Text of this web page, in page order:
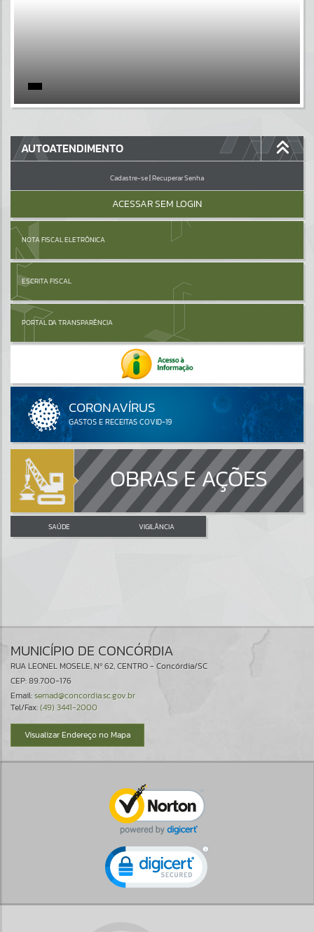
Por favor, aguarde...
GALERIAS
Por favor, aguarde...
AUTOATENDIMENTO
Cadastre-se|Recuperar Senha
ACESSAR SEM LOGIN
NOTA FISCAL ELETRÔNICA
ESCRITA FISCAL
PORTAL DA TRANSPARÊNCIA
OBRAS E AÇÕES
SAÚDE VIGILÂNCIA
MUNICÍPIO DE CONCÓRDIA
RUA LEONEL MOSELE, Nº 62, CENTRO - Concórdia/SC
CEP: 89.700-176
Email:semad@concordia.sc.gov.br
Tel/Fax:(49) 3441-2000
Visualizar Endereço no Mapa